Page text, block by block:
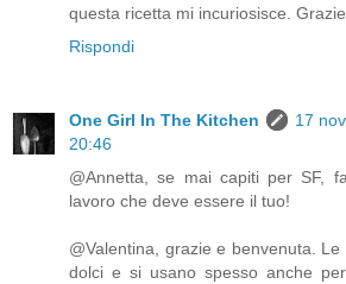
questa ricetta mi incuriosisce.
Rispondi
One Girl In The Kitchen
17
20:46
@Annetta, se mai capiti per SF,
lavoro che deve essere il tuo!
@Valentina, grazie e benvenuta.
dolci e si usano spesso anche